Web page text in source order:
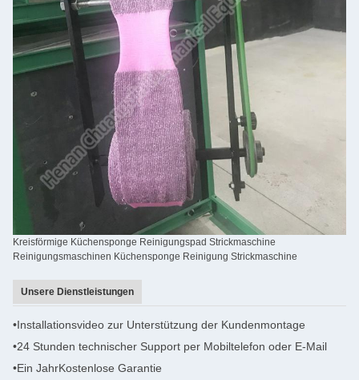
Kreisförmige Küchensponge Reinigungspad Strickmaschine
Reinigungsmaschinen Küchensponge Reinigung Strickmaschine
Unsere Dienstleistungen
•Installationsvideo zur Unterstützung der Kundenmontage
•24 Stunden technischer Support per Mobiltelefon oder E-Mail
•Ein JahrKostenlose Garantie